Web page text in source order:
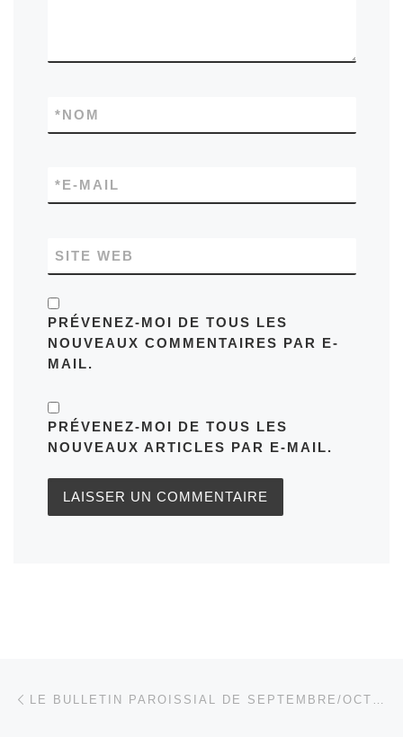
NOM
*
E-MAIL
*
SITE WEB
PRÉVENEZ-MOI DE TOUS LES
NOUVEAUX COMMENTAIRES PAR E-
MAIL.
PRÉVENEZ-MOI DE TOUS LES
NOUVEAUX ARTICLES PAR E-MAIL.
Parcourir les articles